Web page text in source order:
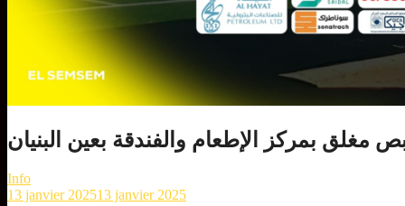
مغلق بمركز الإطعام والفندقة بعين البنيان
Info
13 janvier 202513 janvier 2025